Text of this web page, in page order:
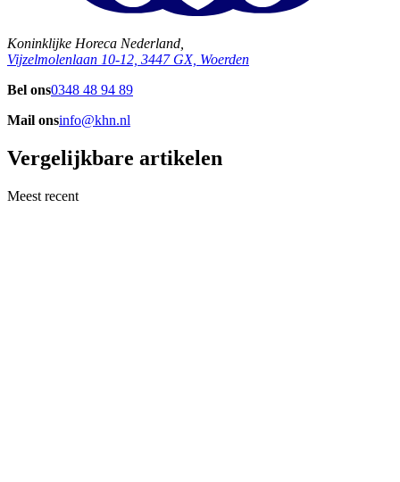
Koninklijke Horeca Nederland,
Vijzelmolenlaan 10-12, 3447 GX, Woerden
Bel ons0348 48 94 89
Mail onsinfo@khn.nl
Vergelijkbare artikelen
Meest recent